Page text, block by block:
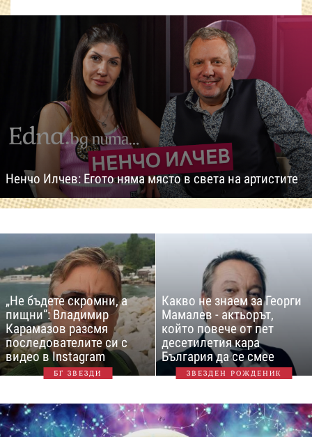
Ненчо Илчев: Егото няма място в света на артистите
„Не бъдете скромни, а
пищни“: Владимир
Карамазов разсмя
последователите си с
видео в Instagram
БГ ЗВЕЗДИ
Какво не знаем за Георги
Мамалев - актьорът,
който повече от пет
десетилетия кара
България да се смее
ЗВЕЗДЕН РОЖДЕНИК